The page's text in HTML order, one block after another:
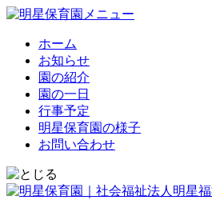
ホーム
お知らせ
園の紹介
園の一日
行事予定
明星保育園の様子
お問い合わせ